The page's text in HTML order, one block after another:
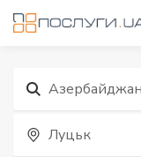
Луцьк